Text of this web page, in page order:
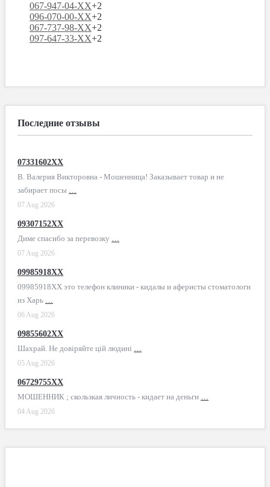
067-947-04-XX+2
096-070-00-XX+2
067-737-98-XX+2
097-647-33-XX+2
Последние отзывы
07331602XX
В. Валерия Викторовна - Мошенница! Заказывает товар и не
забирает посы …
07 Aug 2026
09307152XX
Диме спасибо за перевозку …
07 Aug 2026
09985918XX
09985918XX это телефон клиники - кидалы и аферисты стоматологи
из Харь …
06 Aug 2026
09855602XX
Шахрай. Не довіряйте цій людині …
05 Aug 2026
06729755XX
МОШЕННИК ; скользкая личность - кидает на деньги …
04 Aug 2026